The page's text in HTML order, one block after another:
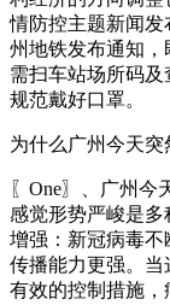
情防控主题新闻
州地铁发布通知
需扫车站场所码
规范戴好口罩。
为什么广州今天
〖One〗、广州今
感觉形势严峻是多
增强：新冠病毒不
传播能力更强。
有效的控制措施，